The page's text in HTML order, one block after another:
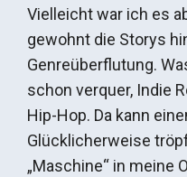
Vielleicht war ich es
gewohnt die Storys
Genreüberflutung.
schon verquer, Indie
Hip-Hop. Da kann
Glücklicherweise
„Maschine“ in meine